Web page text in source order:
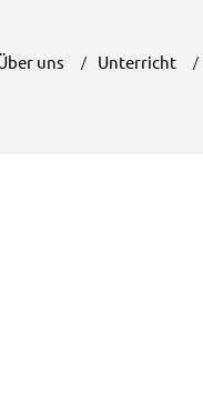
uns Unterricht